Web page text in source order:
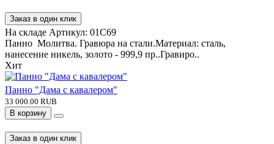
Панно "Молитва"
7 000.00 RUB
В корзину
Заказ в один клик
На складе Артикул:01C69
Панно Молитва. Гравюра на стали.Материал: сталь,
нанесение никель, золото - 999,9 пр..Гравиро..
Хит
Панно "Дама с кавалером"